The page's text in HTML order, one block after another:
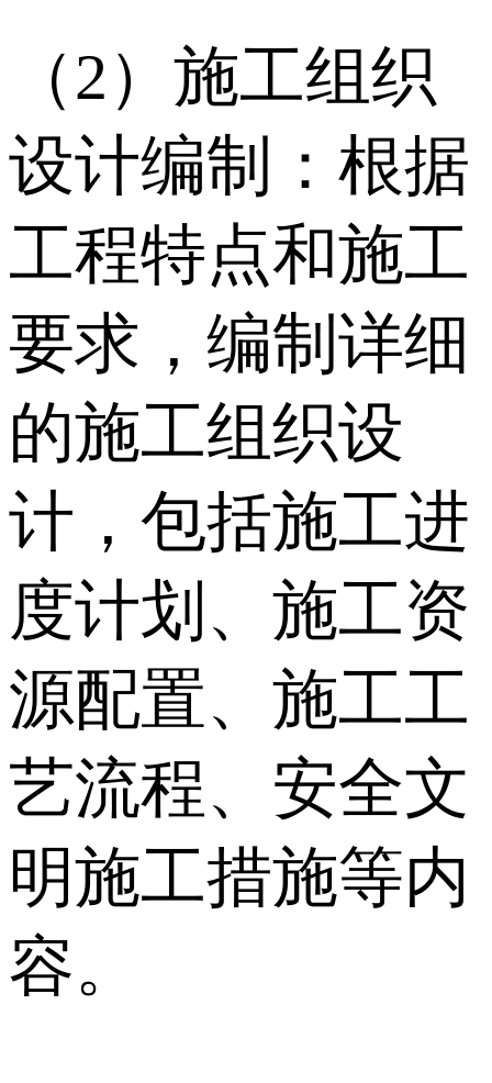
（2）施工组织
设计编制：根据
工程特点和施工
要求，编制详细
的施工组织设
计，包括施工进
度计划、施工资
源配置、施工工
艺流程、安全文
明施工措施等内
容。